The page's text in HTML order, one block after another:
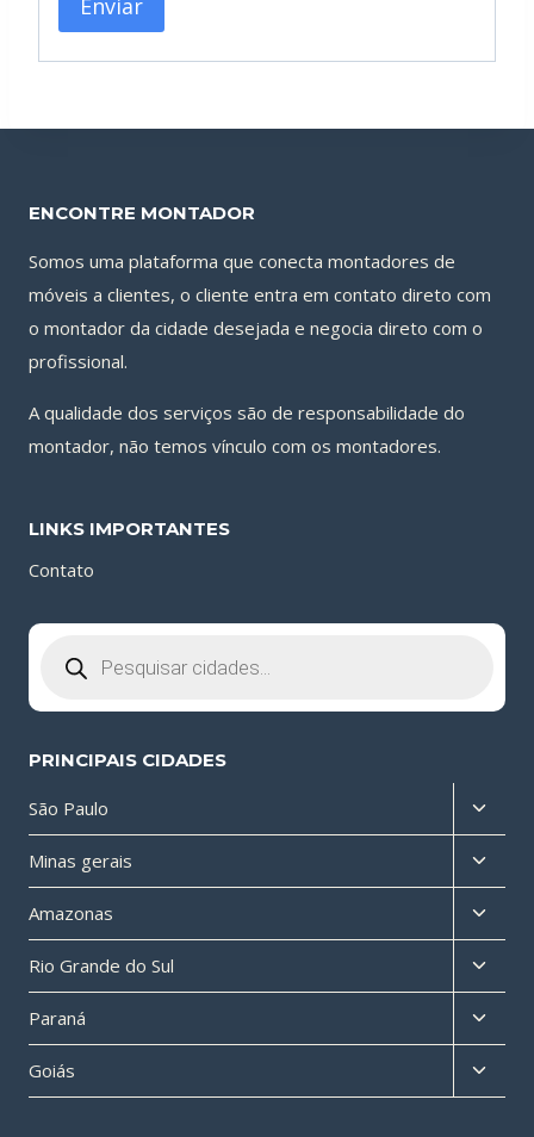
ENCONTRE MONTADOR
Somos uma plataforma que conecta montadores de
móveis a clientes, o cliente entra em contato direto com
o montador da cidade desejada e negocia direto com o
profissional.
A qualidade dos serviços são de responsabilidade do
montador, não temos vínculo com os montadores.
LINKS IMPORTANTES
Contato
produtos
PRINCIPAIS CIDADES
São Paulo
menu
filho
Minas gerais
menu
filho
Amazonas
menu
filho
Rio Grande do Sul
menu
filho
Paraná
menu
filho
Goiás
menu